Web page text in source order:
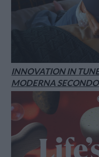
INNOVATION IN
MODERNA